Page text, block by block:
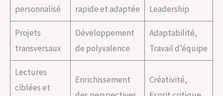
personnalisé
rapide et adaptée
Leadership
Projets
transversaux
Développement
de polyvalence
Adaptabilité,
Travail d’équipe
Lectures
ciblées et
Enrichissement
Créativité,